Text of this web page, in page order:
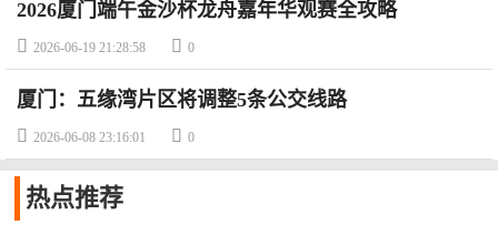
2026厦门端午金沙杯龙舟嘉年华观赛全攻略
 2026-06-19 21:28:58  0
厦门：五缘湾片区将调整5条公交线路
 2026-06-08 23:16:01  0
热点推荐